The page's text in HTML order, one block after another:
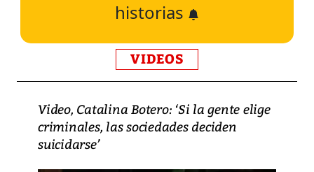
historias
VIDEOS
Video, Catalina Botero: ‘Si la gente elige
criminales, las sociedades deciden
suicidarse’